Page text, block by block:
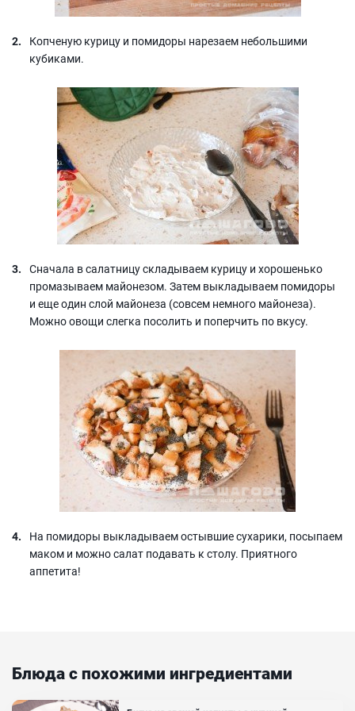
Копченую курицу и помидоры нарезаем небольшими
кубиками.
Сначала в салатницу складываем курицу и хорошенько
промазываем майонезом. Затем выкладываем помидоры
и еще один слой майонеза (совсем немного майонеза).
Можно овощи слегка посолить и поперчить по вкусу.
На помидоры выкладываем остывшие сухарики, посыпаем
маком и можно салат подавать к столу. Приятного
аппетита!
Блюда с похожими ингредиентами